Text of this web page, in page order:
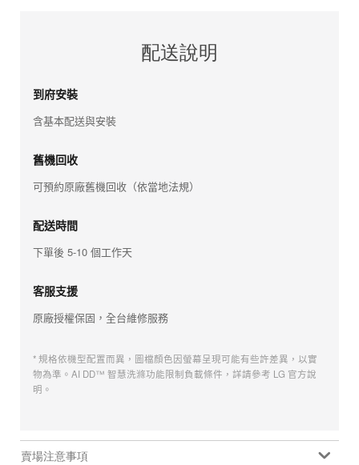
配送說明
到府安裝
含基本配送與安裝
舊機回收
可預約原廠舊機回收（依當地法規）
配送時間
下單後 5-10 個工作天
客服支援
原廠授權保固，全台維修服務
* 規格依機型配置而異，圖檔顏色因螢幕呈現可能有些許差異，以實
物為準。AI DD™ 智慧洗滌功能限制負載條件，詳請參考 LG 官方說
明。
賣場注意事項